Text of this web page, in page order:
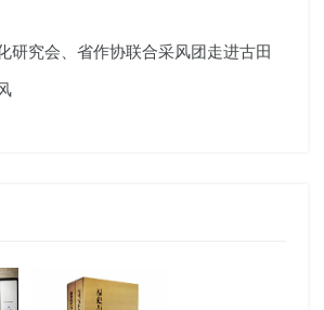
研究会、省作协联合采风团走进古田